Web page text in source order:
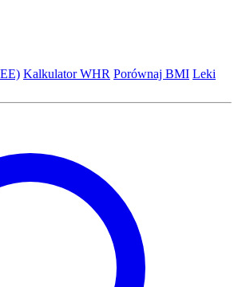
Kalkulator WHR Porównaj BMI Leki